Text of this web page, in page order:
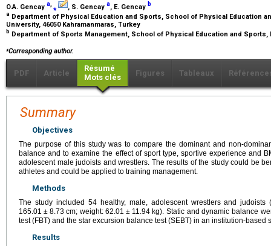
O.A. Gencay a,⁎ , S. Gencay a, E. Gencay b
a Department of Physical Education and Sports, School of Physical Education
University, 46050 Kahramanmaras, Turkey
b Department of Sports Management, School of Physical Education and
⁎Corresponding author.
PDF Article
Résumé
Mots clés
Figures Tableaux
Summary
Objectives
The purpose of this study was to compare the dominant and non-
balance and to examine the effect of sport type, sportive experience and
adolescent male judoists and wrestlers. The results of the study could be
athletes and could be applied to training management.
Methods
The study included 54 healthy, male, adolescent wrestlers and judoists
165.01 ± 8.73 cm; weight: 62.01 ± 11.94 kg). Static and dynamic balance
test (FBT) and the star excursion balance test (SEBT) in an institution-based
Results